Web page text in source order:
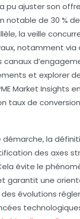
pu ajuster son
notable de 30 %
la veille
notamment
et explorer
Market Insights
taux de
la
des axes
évite le
garantit une
des évolutions